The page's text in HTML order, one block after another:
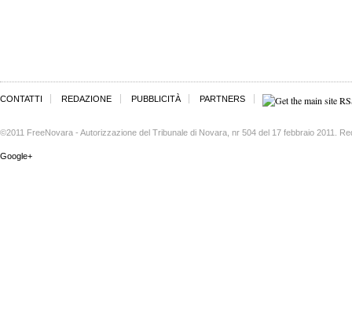
CONTATTI REDAZIONE PUBBLICITÀ PARTNERS
©2011 FreeNovara - Autorizzazione del Tribunale di Novara, nr 504 del 17 febbraio 2011.
Google+